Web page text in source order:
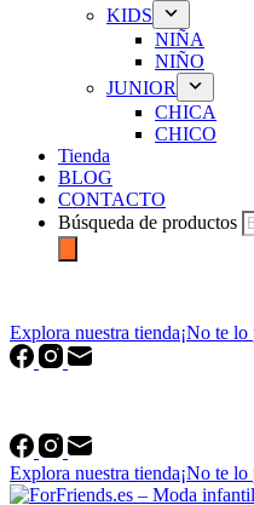
KIDS
NIÑA
NIÑO
JUNIOR
CHICA
CHICO
Tienda
BLOG
CONTACTO
Búsqueda de productos
Explora nuestra tienda¡No te lo
Explora nuestra tienda¡No te lo